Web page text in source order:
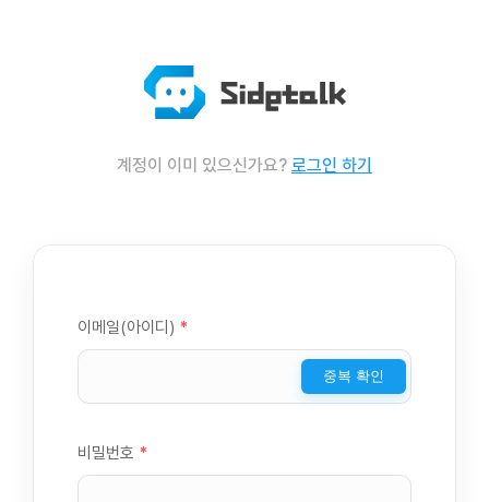
계정이 이미 있으신가요? 로그인 하기
이메일(아이디) *
중복 확인
비밀번호 *